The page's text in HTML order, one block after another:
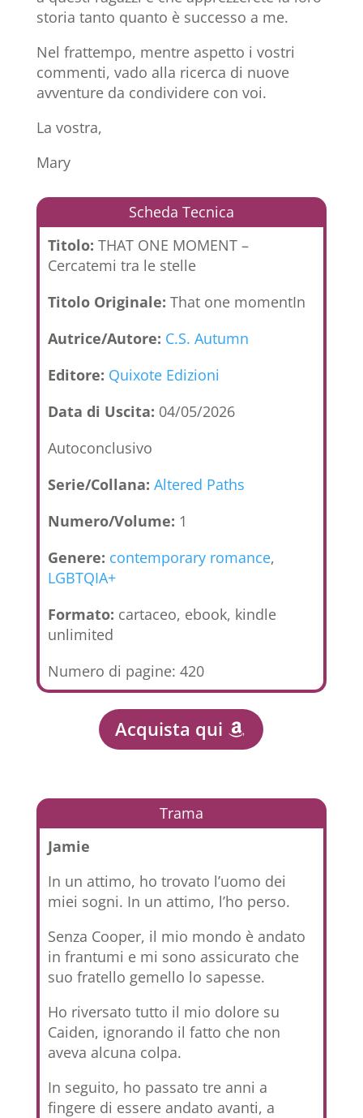
storia tanto quanto è successo a me.
Nel frattempo, mentre aspetto i vostri
commenti, vado alla ricerca di nuove
avventure da condividere con voi.
La vostra,
Mary
Scheda Tecnica
Titolo: THAT ONE MOMENT –
Cercatemi tra le stelle
Titolo Originale: That one momentIn
Autrice/Autore: C.S. Autumn
Editore: Quixote Edizioni
Data di Uscita: 04/05/2026
Autoconclusivo
Serie/Collana: Altered Paths
Numero/Volume: 1
Genere: contemporary romance,
LGBTQIA+
Formato: cartaceo, ebook, kindle
unlimited
Numero di pagine: 420
Acquista qui
Trama
Jamie
In un attimo, ho trovato l’uomo dei
miei sogni. In un attimo, l’ho perso.
Senza Cooper, il mio mondo è andato
in frantumi e mi sono assicurato che
suo fratello gemello lo sapesse.
Ho riversato tutto il mio dolore su
Caiden, ignorando il fatto che non
aveva alcuna colpa.
In seguito, ho passato tre anni a
fingere di essere andato avanti, a